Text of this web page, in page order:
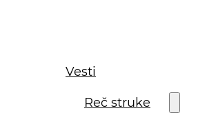
Vesti
Reč struke